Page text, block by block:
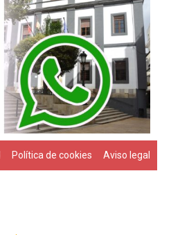
Política de cookies Aviso legal